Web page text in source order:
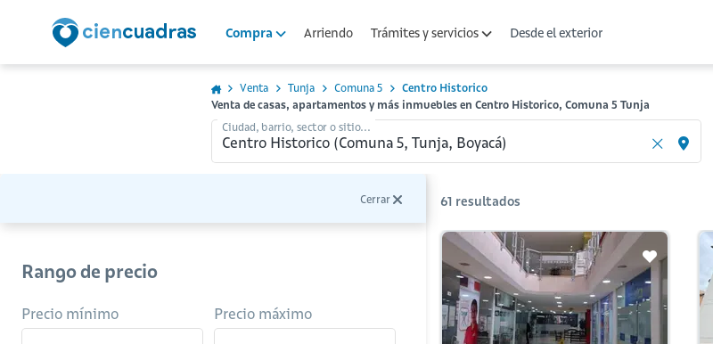
Compra Arriendo Trámites y servicios Desde el exterior
Venta Tunja Comuna 5
Centro Historico
Venta de casas, apartamentos y más inmuebles en Centro Historico, Comuna 5 Tunja
Ciudad, barrio, sector o sitio...
Cerrar
Rango de precio
Precio mínimo Precio máximo
61 resultados